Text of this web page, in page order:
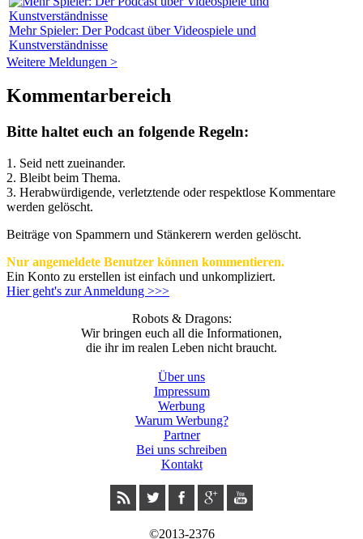
Mehr Spieler: Der Podcast über Videospiele und
Kunstverständnisse
Weitere Meldungen >
Kommentarbereich
Bitte haltet euch an folgende Regeln:
1. Seid nett zueinander.
2. Bleibt beim Thema.
3. Herabwürdigende, verletztende oder respektlose Kommentare
werden gelöscht.
Beiträge von Spammern und Stänkerern werden gelöscht.
Nur angemeldete Benutzer können kommentieren.
Ein Konto zu erstellen ist einfach und unkompliziert.
Hier geht's zur Anmeldung >>>
Robots & Dragons:
Wir bringen euch all die Informationen,
die ihr im realen Leben nicht braucht.
Über uns
Impressum
Werbung
Warum Werbung?
Partner
Bei uns schreiben
Kontakt
©2013-2376